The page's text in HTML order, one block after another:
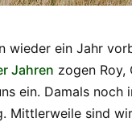
wieder ein Jahr
Jahren zogen Roy,
ein. Damals noch
Mittlerweile sind